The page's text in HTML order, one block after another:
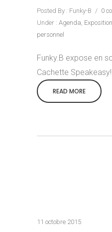
Posted By : Funky-B / 0
Under : Agenda, Exposition
personnel
Funky.B expose en
Cachette Speakeasy!
READ MORE
11 octobre 2015